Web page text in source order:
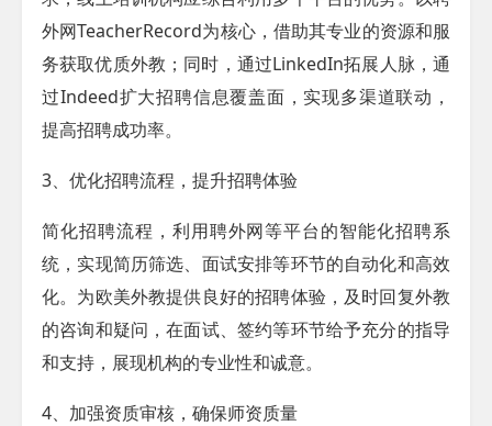
外网TeacherRecord为核心，借助其专业的资源和服
务获取优质外教；同时，通过LinkedIn拓展人脉，通
过Indeed扩大招聘信息覆盖面，实现多渠道联动，
提高招聘成功率。
3、优化招聘流程，提升招聘体验
简化招聘流程，利用聘外网等平台的智能化招聘系
统，实现简历筛选、面试安排等环节的自动化和高效
化。为欧美外教提供良好的招聘体验，及时回复外教
的咨询和疑问，在面试、签约等环节给予充分的指导
和支持，展现机构的专业性和诚意。
4、加强资质审核，确保师资质量